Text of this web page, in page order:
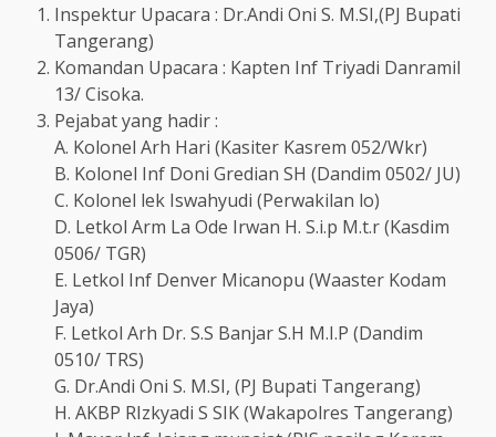
Inspektur Upacara : Dr.Andi Oni S. M.SI,(PJ Bupati
Tangerang)
Komandan Upacara : Kapten Inf Triyadi Danramil
13/ Cisoka.
Pejabat yang hadir :
A. Kolonel Arh Hari (Kasiter Kasrem 052/Wkr)
B. Kolonel Inf Doni Gredian SH (Dandim 0502/ JU)
C. Kolonel lek Iswahyudi (Perwakilan lo)
D. Letkol Arm La Ode Irwan H. S.i.p M.t.r (Kasdim
0506/ TGR)
E. Letkol Inf Denver Micanopu (Waaster Kodam
Jaya)
F. Letkol Arh Dr. S.S Banjar S.H M.I.P (Dandim
0510/ TRS)
G. Dr.Andi Oni S. M.SI, (PJ Bupati Tangerang)
H. AKBP RIzkyadi S SIK (Wakapolres Tangerang)